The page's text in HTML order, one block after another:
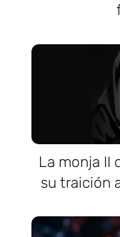
La monja II
su traición